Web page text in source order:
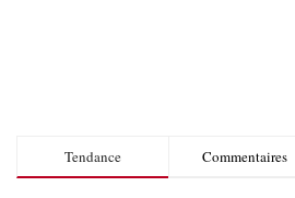
Tendance Commentaires